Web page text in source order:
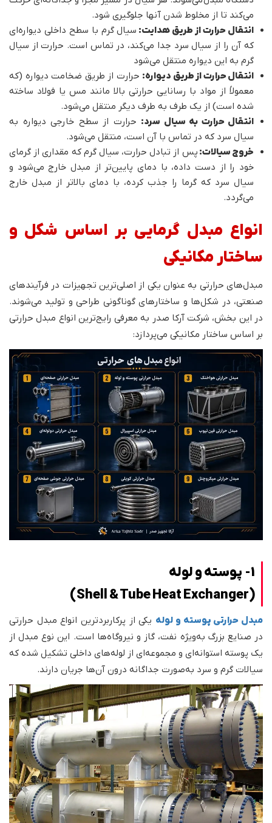
می‌کند تا از مخلوط شدن آنها جلوگیری شود.
انتقال حرارت از طریق هدایت: سیال گرم با سطح داخلی دیواره‌ای
که آن را از سیال سرد جدا می‌کند، در تماس است. حرارت از سیال
گرم به این دیواره منتقل می‌شود
انتقال حرارت از طریق دیواره: حرارت از طریق ضخامت دیواره (که
معمولاً از مواد با رسانایی حرارتی بالا مانند مس یا فولاد ساخته
شده است) از یک طرف به طرف دیگر منتقل می‌شود.
انتقال حرارت به سیال سرد: حرارت از سطح خارجی دیواره به
سیال سرد که در تماس با آن است، منتقل می‌شود.
خروج سیالات: پس از تبادل حرارت، سیال گرم که مقداری از گرمای
خود را از دست داده، با دمای پایین‌تر از مبدل خارج می‌شود و
سیال سرد که گرما را جذب کرده، با دمای بالاتر از مبدل خارج
می‌گردد.
انواع مبدل گرمایی بر اساس شکل و
ساختار مکانیکی
مبدل‌های حرارتی به عنوان یکی از اصلی‌ترین تجهیزات در فرآیندهای
صنعتی، در شکل‌ها و ساختارهای گوناگونی طراحی و تولید می‌شوند.
در این بخش، شرکت آرکا صدر به معرفی رایج‌ترین انواع مبدل حرارتی
بر اساس ساختار مکانیکی می‌پردازد:
1- پوسته و لوله
(Shell & Tube Heat Exchanger)
مبدل حرارتی پوسته و لوله یکی از پرکاربردترین انواع مبدل حرارتی
در صنایع بزرگ به‌ویژه نفت، گاز و نیروگاه‌ها است. این نوع مبدل از
یک پوسته استوانه‌ای و مجموعه‌ای از لوله‌های داخلی تشکیل شده که
سیالات گرم و سرد به‌صورت جداگانه درون آن‌ها جریان دارند.